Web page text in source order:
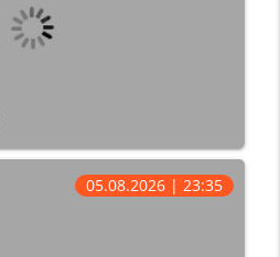
05.08.2026 | 23:35